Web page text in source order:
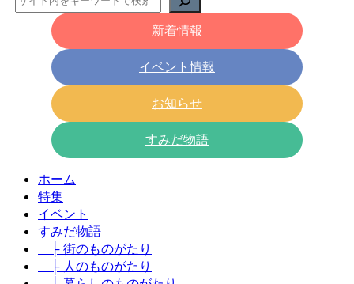
新着情報
イベント情報
お知らせ
すみだ物語
ホーム
特集
イベント
すみだ物語
├ 街のものがたり
├ 人のものがたり